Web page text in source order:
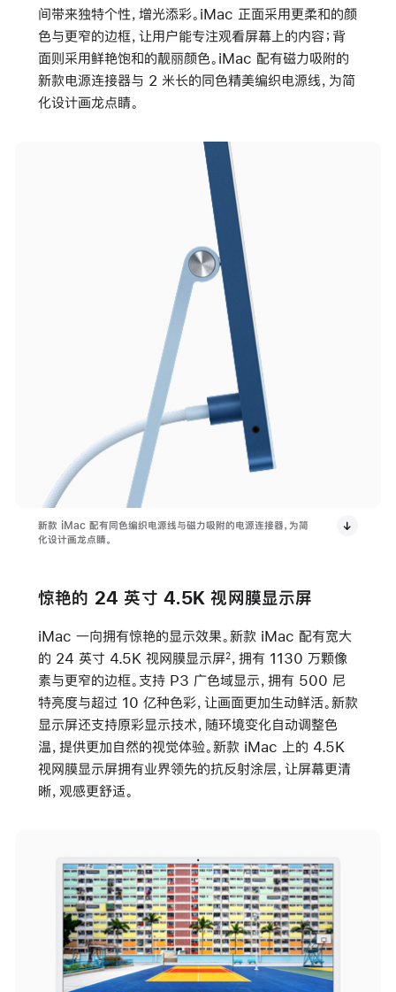
间带来独特个性，增光添彩。iMac 正面采用更柔和的颜
色与更窄的边框，让用户能专注观看屏幕上的内容；背
面则采用鲜艳饱和的靓丽颜色。iMac 配有磁力吸附的
新款电源连接器与 2 米长的同色精美编织电源线，为简
化设计画龙点睛。
新款 iMac 配有同色编织电源线与磁力吸附的电源连接器，为简
化设计画龙点睛。
惊艳的 24 英寸 4.5K 视网膜显示屏
iMac 一向拥有惊艳的显示效果。新款 iMac 配有宽大
的 24 英寸 4.5K 视网膜显示屏2，拥有 1130 万颗像
素与更窄的边框。支持 P3 广色域显示，拥有 500 尼
特亮度与超过 10 亿种色彩，让画面更加生动鲜活。新款
显示屏还支持原彩显示技术，随环境变化自动调整色
温，提供更加自然的视觉体验。新款 iMac 上的 4.5K
视网膜显示屏拥有业界领先的抗反射涂层，让屏幕更清
晰，观感更舒适。